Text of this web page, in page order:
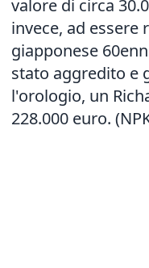
valore di circa
invece, ad
giapponese
stato aggredito e
l'orologio, un
228.000 euro.